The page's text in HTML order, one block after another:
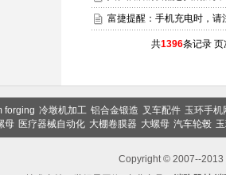
富捷提醒：手机充电时，请
共1396条记录 页
forging 冷墩机加工 铝合金锻造 叉车配件 玉环手机
母 医疗器械自动化 大棚卷膜器 大螺母 汽车轮毂
Copyright © 2007--2013